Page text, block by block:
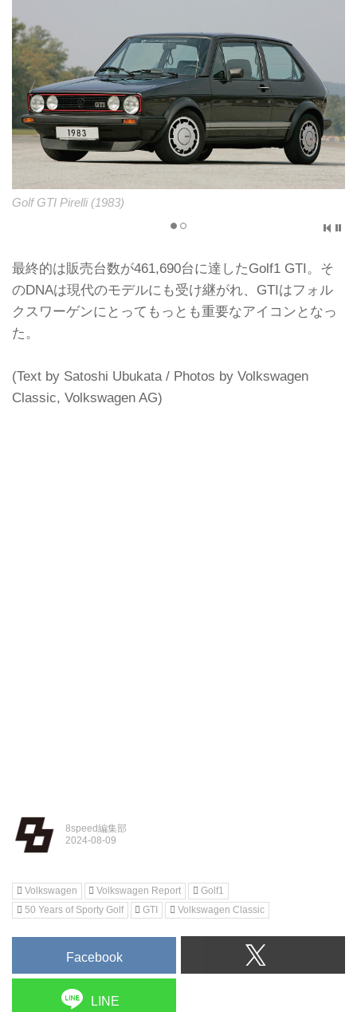
Golf GTI Pirelli (1983)
最終的は販売台数が461,690台に達したGolf1 GTI。そ
のDNAは現代のモデルにも受け継がれ、GTIはフォル
クスワーゲンにとってもっとも重要なアイコンとなっ
た。
(Text by Satoshi Ubukata / Photos by Volkswagen
Classic, Volkswagen AG)
8speed編集部
Volkswagen Volkswagen Report
Golf1
50 Years of Sporty Golf
GTI Volkswagen Classic
Facebook
LINE